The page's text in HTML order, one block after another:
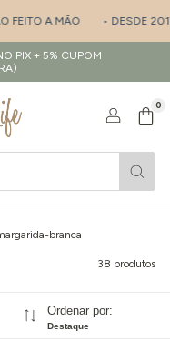
• DESDE 2017 -
PIX + 5% CUPOM
0
branca
38 produtos
Ordenar por:
Destaque